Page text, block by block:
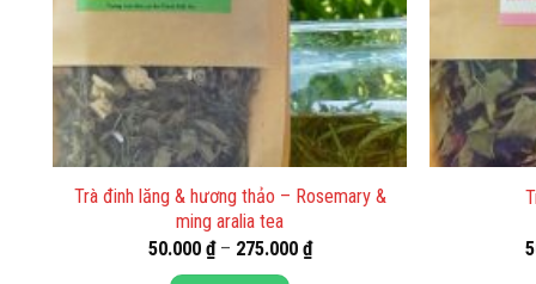
Trà đinh lăng & hương thảo – Rosemary &
ming aralia tea
50.000 ₫ – 275.000 ₫Khoảng
giá: